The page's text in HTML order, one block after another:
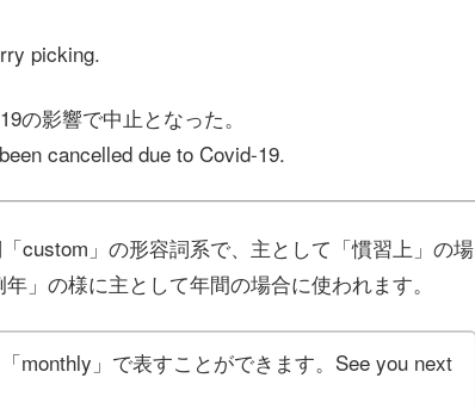
picking.
の影響で中止となった。
cancelled due to Covid-19.
custom」の形容詞系で、主として「慣習上」の場
」の様に主として年間の場合に使われます。
monthly」で表すことができます。See you next